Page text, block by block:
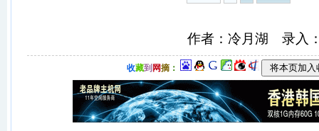
作者：冷月湖 录入
收藏到 网摘：